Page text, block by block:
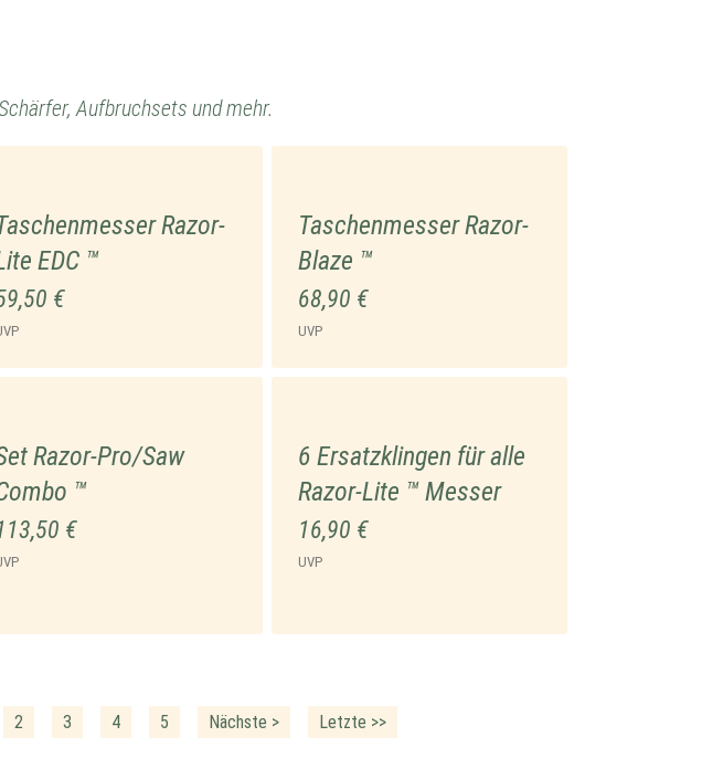
Aufbruchsets und mehr.
Razor-
EDC ™
€
Taschenmesser Razor-
Blaze ™
68,90 €
UVP
Razor-Pro/Saw
™
€
6 Ersatzklingen für alle
Razor-Lite ™ Messer
16,90 €
UVP
2 3 4 5 Nächste > Letzte >>